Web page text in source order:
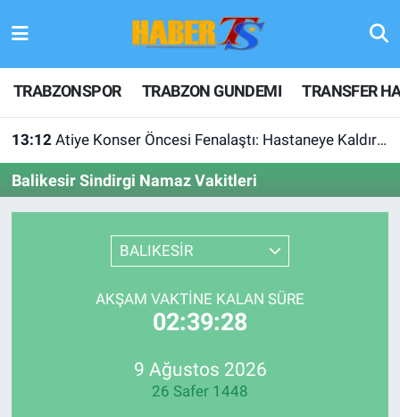
TRABZONSPOR TRABZON GUNDEMI TRANSFER
13:12 Atiye Konser Öncesi Fenalaştı: Hastaneye Kaldırıldı
Balikesir Sindirgi Namaz Vakitleri
BALIKESİR
AKŞAM VAKTINE KALAN SÜRE
02:39:28
9 Ağustos 2026
26 Safer 1448
TRABZONSPOR
TRABZON GUNDEMI
GÜNDEM
KULİS MEYDANI
1461 TRABZON
Hava Durumu
Trafik Durumu
Süper Lig Puan Durumu ve Fikstür
Son Dakika Haberleri
Haber Arşivi